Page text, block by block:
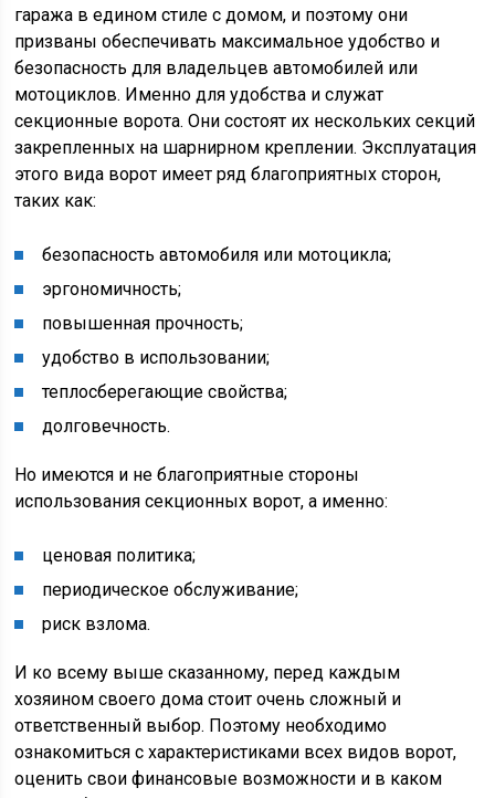
гаража в едином стиле с домом, и поэтому они
призваны обеспечивать максимальное удобство и
безопасность для владельцев автомобилей или
мотоциклов. Именно для удобства и служат
секционные ворота. Они состоят их нескольких секций
закрепленных на шарнирном креплении. Эксплуатация
этого вида ворот имеет ряд благоприятных сторон,
таких как:
безопасность автомобиля или мотоцикла;
эргономичность;
повышенная прочность;
удобство в использовании;
теплосберегающие свойства;
долговечность.
Но имеются и не благоприятные стороны
использования секционных ворот, а именно:
ценовая политика;
периодическое обслуживание;
риск взлома.
И ко всему выше сказанному, перед каждым
хозяином своего дома стоит очень сложный и
ответственный выбор. Поэтому необходимо
ознакомиться с характеристиками всех видов ворот,
оценить свои финансовые возможности и в каком